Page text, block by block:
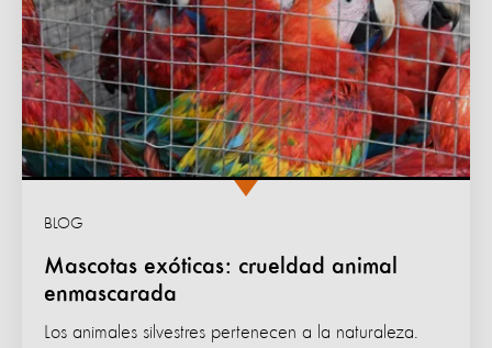
Mascotas exóticas: crueldad animal
enmascarada
BLOG
Los animales silvestres pertenecen a la naturaleza.